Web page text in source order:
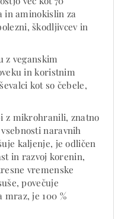
aminokislin za
škodljivcev in
z veganskim
in koristnim
kot so čebele,
z mikrohranili, znatno
naravnih
kaljenje, je odličen
in razvoj korenin,
vremenske
povečuje
je 100 %